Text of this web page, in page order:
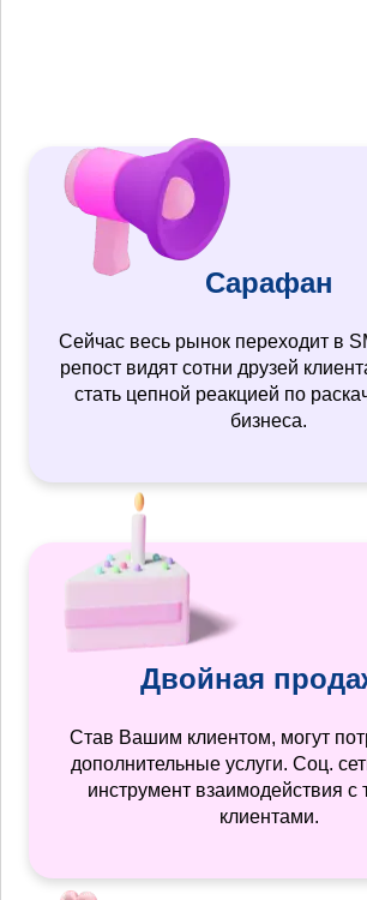
Сарафан
Сейчас весь рынок переходит в
репост видят сотни друзей
стать цепной реакцией по
бизнеса.
Двойная
Став Вашим клиентом, могут
дополнительные услуги. Соц.
инструмент взаимодействия с
клиентами.